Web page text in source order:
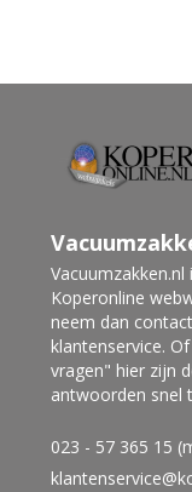
Koperonline
neem dan
klantenservice.
vragen" hier zijn
antwoorden snel
023 - 57 365 15